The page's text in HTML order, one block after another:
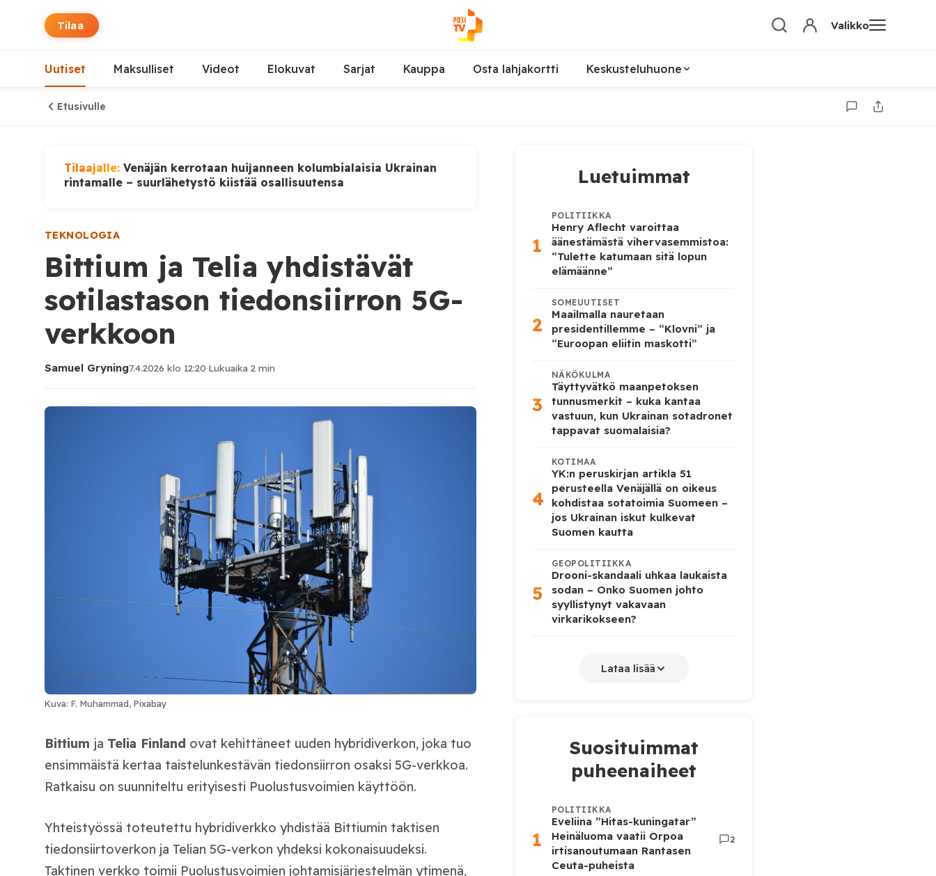
Tilaa Valikko
Uutiset Maksulliset Videot Elokuvat Sarjat Kauppa Osta lahjakortti Keskusteluhuone
Etusivulle
Tilaajalle: Venäjän kerrotaan huijanneen kolumbialaisia Ukrainan
rintamalle – suurlähetystö kiistää osallisuutensa
TEKNOLOGIA
Bittium ja Telia yhdistävät
sotilastason tiedonsiirron 5G-
verkkoon
Samuel Gryning7.4.2026 klo 12:20·Lukuaika 2 min
Kuva: F. Muhammad, Pixabay
Bittium ja Telia Finland ovat kehittäneet uuden hybridiverkon, joka tuo
ensimmäistä kertaa taistelunkestävän tiedonsiirron osaksi 5G-verkkoa.
Ratkaisu on suunniteltu erityisesti Puolustusvoimien käyttöön.
Yhteistyössä toteutettu hybridiverkko yhdistää Bittiumin taktisen
tiedonsiirtoverkon ja Telian 5G-verkon yhdeksi kokonaisuudeksi.
Taktinen verkko toimii Puolustusvoimien johtamisjärjestelmän ytimenä,
Luetuimmat
1
POLITIIKKA
Henry Aflecht varoittaa
äänestämästä vihervasemmistoa:
“Tulette katumaan sitä lopun
elämäänne”
2
SOMEUUTISET
Maailmalla nauretaan
presidentillemme – “Klovni” ja
“Euroopan eliitin maskotti”
3
NÄKÖKULMA
Täyttyvätkö maanpetoksen
tunnusmerkit – kuka kantaa
vastuun, kun Ukrainan sotadronet
tappavat suomalaisia?
4
KOTIMAA
YK:n peruskirjan artikla 51
perusteella Venäjällä on oikeus
kohdistaa sotatoimia Suomeen –
jos Ukrainan iskut kulkevat
Suomen kautta
5
GEOPOLITIIKKA
Drooni-skandaali uhkaa laukaista
sodan – Onko Suomen johto
syyllistynyt vakavaan
virkarikokseen?
Lataa lisää
Suosituimmat
puheenaiheet
1
POLITIIKKA
Eveliina ”Hitas-kuningatar”
Heinäluoma vaatii Orpoa
irtisanoutumaan Rantasen
Ceuta-puheista
2